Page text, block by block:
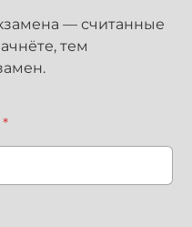
— считанные
тем
*